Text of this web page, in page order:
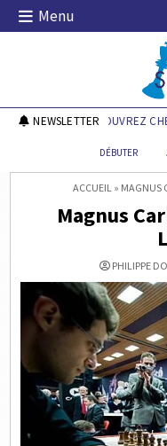
Skip
Menu
Echecs &
NEWSLETTERDÉCOUVREZ
DÉBUTER
ACCUEIL» MAGNUS
Magnus
PHILIPPE